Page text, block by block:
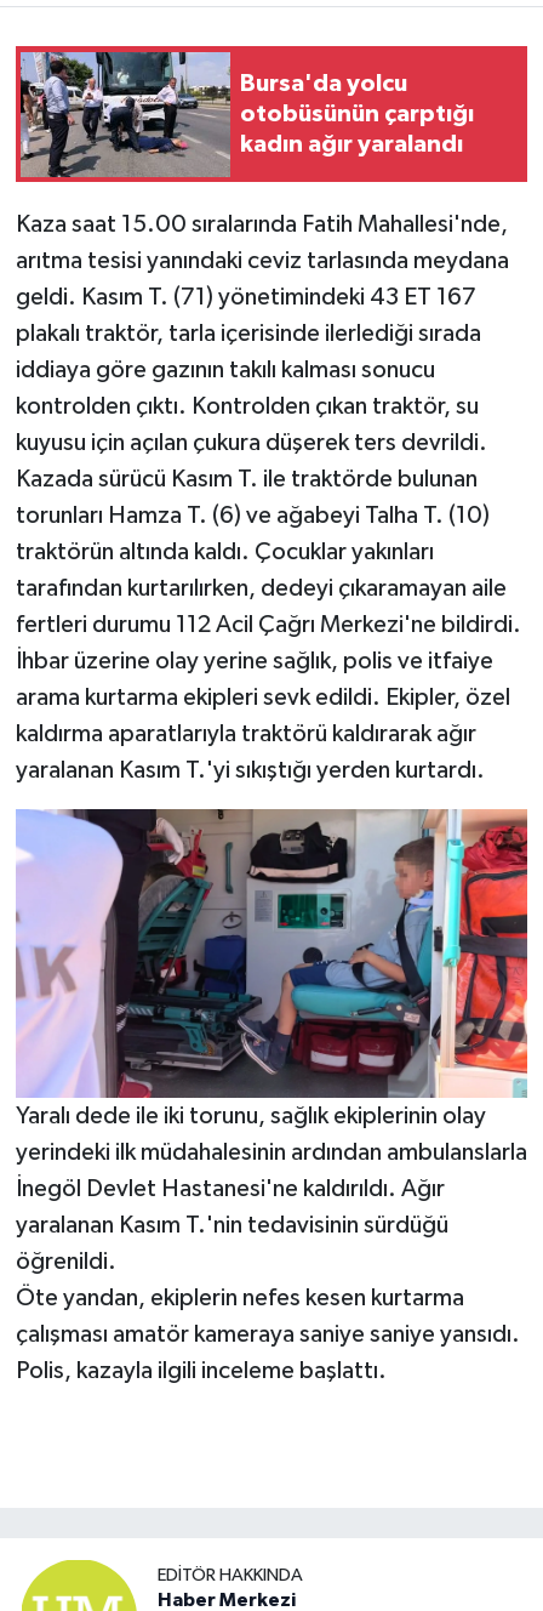
Bursa'da yolcu
otobüsünün çarptığı
kadın ağır yaralandı
Kaza saat 15.00 sıralarında Fatih Mahallesi'nde,
arıtma tesisi yanındaki ceviz tarlasında meydana
geldi. Kasım T. (71) yönetimindeki 43 ET 167
plakalı traktör, tarla içerisinde ilerlediği sırada
iddiaya göre gazının takılı kalması sonucu
kontrolden çıktı. Kontrolden çıkan traktör, su
kuyusu için açılan çukura düşerek ters devrildi.
Kazada sürücü Kasım T. ile traktörde bulunan
torunları Hamza T. (6) ve ağabeyi Talha T. (10)
traktörün altında kaldı. Çocuklar yakınları
tarafından kurtarılırken, dedeyi çıkaramayan aile
fertleri durumu 112 Acil Çağrı Merkezi'ne bildirdi.
İhbar üzerine olay yerine sağlık, polis ve itfaiye
arama kurtarma ekipleri sevk edildi. Ekipler, özel
kaldırma aparatlarıyla traktörü kaldırarak ağır
yaralanan Kasım T.'yi sıkıştığı yerden kurtardı.
Yaralı dede ile iki torunu, sağlık ekiplerinin olay
yerindeki ilk müdahalesinin ardından ambulanslarla
İnegöl Devlet Hastanesi'ne kaldırıldı. Ağır
yaralanan Kasım T.'nin tedavisinin sürdüğü
öğrenildi.
Öte yandan, ekiplerin nefes kesen kurtarma
çalışması amatör kameraya saniye saniye yansıdı.
Polis, kazayla ilgili inceleme başlattı.
EDITÖR HAKKINDA
Haber Merkezi